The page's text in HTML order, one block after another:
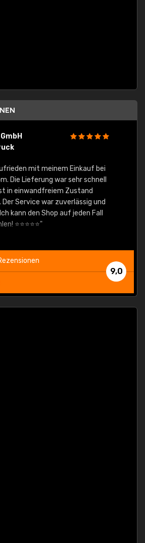
mit meinem Einkauf bei
Die Lieferung war sehr schnell
in einwandfreiem Zustand
Service war zuverlässig und
kann den Shop auf jeden Fall
⭐⭐⭐⭐⭐"
9,0